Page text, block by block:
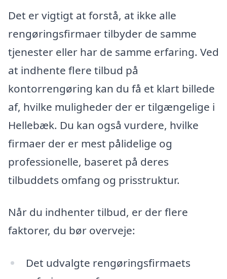
Det er vigtigt at forstå, at ikke alle
rengøringsfirmaer tilbyder de samme
tjenester eller har de samme erfaring. Ved
at indhente flere tilbud på
kontorrengøring kan du få et klart billede
af, hvilke muligheder der er tilgængelige i
Hellebæk. Du kan også vurdere, hvilke
firmaer der er mest pålidelige og
professionelle, baseret på deres
tilbuddets omfang og prisstruktur.
Når du indhenter tilbud, er der flere
faktorer, du bør overveje:
Det udvalgte rengøringsfirmaets